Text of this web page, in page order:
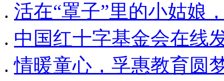
. 活在“罩子”里的小姑娘
. 中国红十字基金会在线
. 情暖童心，孚惠教育圆